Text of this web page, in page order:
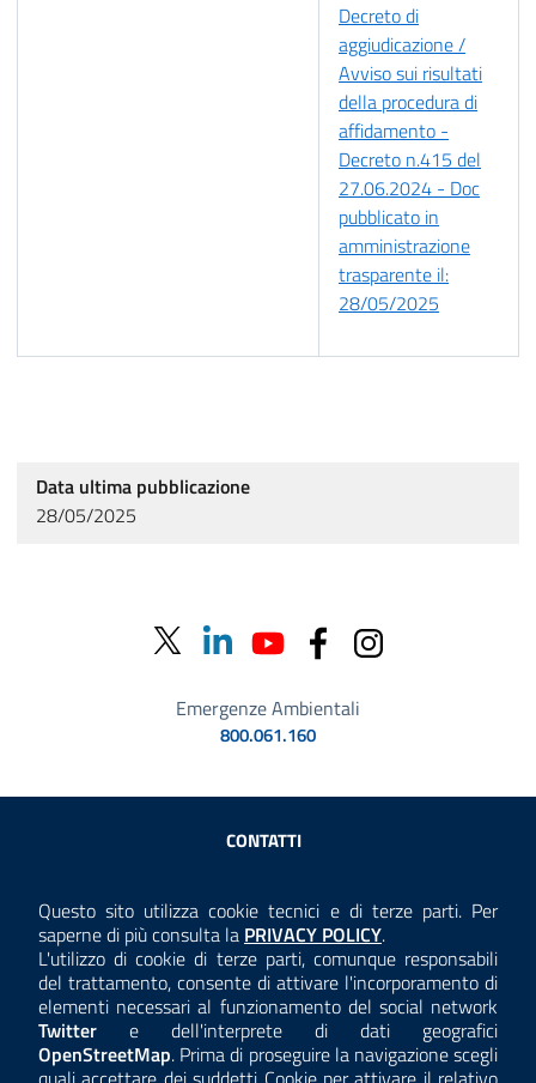
Questo sito utilizza cookie tecnici e di terze parti. Per
saperne di più consulta la Consulta la
PRIVACY POLICY.
L'utilizzo di cookie di terze parti, comunque responsabili
del trattamento, consente di attivare l'incorporamento di
elementi necessari al funzionamento del social network
Twitter e dell'interprete di dati geografici
OpenStreetMap. Prima di proseguire la navigazione scegli
Decreto di
aggiudicazione /
Avviso sui risultati
della procedura di
affidamento -
Decreto n.415 del
27.06.2024 - Doc
pubblicato in
amministrazione
trasparente il:
28/05/2025
Data ultima pubblicazione
28/05/2025
Emergenze Ambientali
800.061.160
Sezione Link Utili
CONTATTI
ANTICORRUZIONE
ACCESSIBILITÀ
COOKIE E PRIVACY